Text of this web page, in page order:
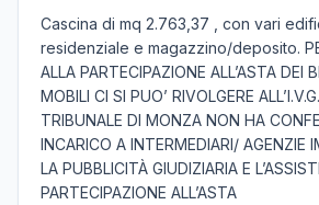
Cascina di mq 2.763,37 , con vari
residenziale e magazzino/deposito.
ALLA PARTECIPAZIONE ALL’ASTA DEI
MOBILI CI SI PUO’ RIVOLGERE
TRIBUNALE DI MONZA NON HA
INCARICO A INTERMEDIARI/ AGENZIE
LA PUBBLICITÀ GIUDIZIARIA E
PARTECIPAZIONE ALL’ASTA